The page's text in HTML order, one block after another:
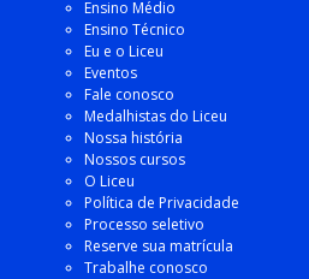
Ensino Médio
Ensino Técnico
Eu e o Liceu
Eventos
Fale conosco
Medalhistas do Liceu
Nossa história
Nossos cursos
O Liceu
Política de Privacidade
Processo seletivo
Reserve sua matrícula
Trabalhe conosco